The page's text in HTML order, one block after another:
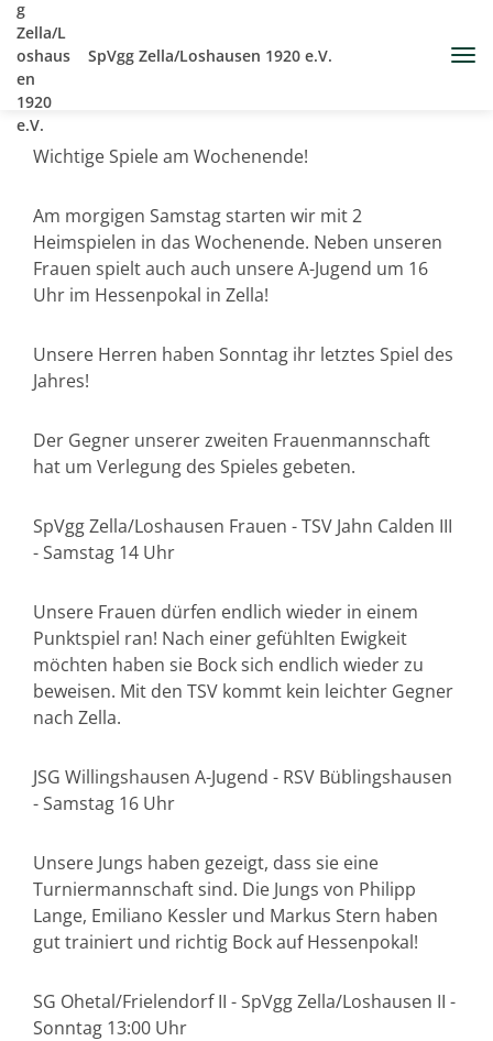
SpVgg Zella/Loshausen 1920 e.V.
Wichtige Spiele am Wochenende!
Am morgigen Samstag starten wir mit 2
Heimspielen in das Wochenende. Neben unseren
Frauen spielt auch auch unsere A-Jugend um 16
Uhr im Hessenpokal in Zella!
Unsere Herren haben Sonntag ihr letztes Spiel des
Jahres!
Der Gegner unserer zweiten Frauenmannschaft
hat um Verlegung des Spieles gebeten.
SpVgg Zella/Loshausen Frauen - TSV Jahn Calden III
- Samstag 14 Uhr
Unsere Frauen dürfen endlich wieder in einem
Punktspiel ran! Nach einer gefühlten Ewigkeit
möchten haben sie Bock sich endlich wieder zu
beweisen. Mit den TSV kommt kein leichter Gegner
nach Zella.
JSG Willingshausen A-Jugend - RSV Büblingshausen
- Samstag 16 Uhr
Unsere Jungs haben gezeigt, dass sie eine
Turniermannschaft sind. Die Jungs von Philipp
Lange, Emiliano Kessler und Markus Stern haben
gut trainiert und richtig Bock auf Hessenpokal!
SG Ohetal/Frielendorf II - SpVgg Zella/Loshausen II -
Sonntag 13:00 Uhr